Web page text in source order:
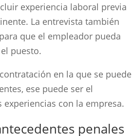
experiencia laboral previa
La entrevista también
que el empleador pueda
puesto.
en la que se puede
ese puede ser el
con la empresa.
penales